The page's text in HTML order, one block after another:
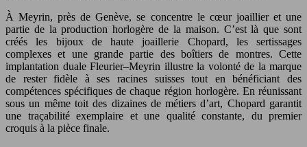
À Meyrin, près de Genève, se concentre le cœur joaillier et une
partie de la production horlogère de la maison. C’est là que sont
créés les bijoux de haute joaillerie Chopard, les sertissages
complexes et une grande partie des boîtiers de montres. Cette
implantation duale Fleurier–Meyrin illustre la volonté de la marque
de rester fidèle à ses racines suisses tout en bénéficiant des
compétences spécifiques de chaque région horlogère. En réunissant
sous un même toit des dizaines de métiers d’art, Chopard garantit
une traçabilité exemplaire et une qualité constante, du premier
croquis à la pièce finale.